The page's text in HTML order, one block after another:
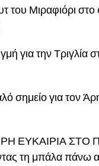
του Μιραφιόρι στο
για την Τριγλία
σημείο για τον
ΕΥΚΑΙΡΙΑ ΣΤΟ
τη μπάλα πάνω